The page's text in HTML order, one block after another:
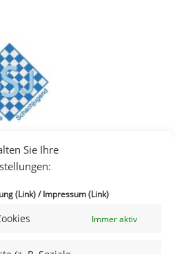
Sie Ihre
(Link)/Impressum (Link)
Immer aktiv